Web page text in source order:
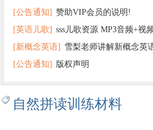
版pdf 百度网盘下载
[公告通知] 赞助VIP会员的说明!
[英语儿歌] sss儿歌资源 MP3音频+视
百度云网盘下载
[新概念英语] 雪梨老师讲解新概念英
[公告通知] 版权声明
自然拼读训练材料